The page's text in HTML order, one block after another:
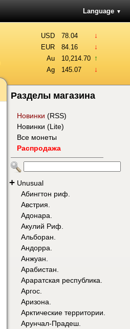
Language ▼
USD 78.04 ↓
EUR 84.16 ↓
Au 10,214.70 ↑
Ag 145.07 ↓
Разделы магазина
Новинки (RSS)
Новинки (Lite)
Все монеты
Распродажа
+ Unusual
Абингтон риф.
Австрия.
Адонара.
Акулий Риф.
Альборан.
Андорра.
Анжуан.
Арабистан.
Араратская республика.
Аргос.
Аризона.
Арктические территории.
Арунчал-Прадеш.